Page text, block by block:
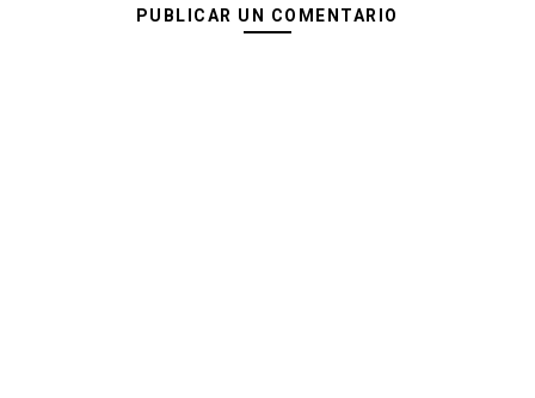
PUBLICAR UN COMENTARIO